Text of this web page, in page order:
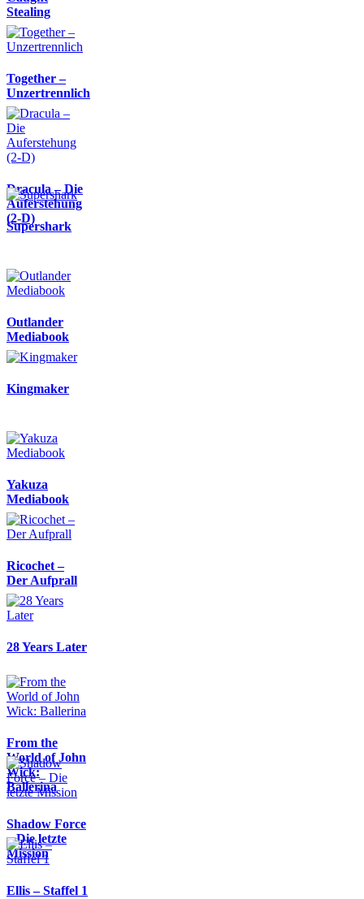
Stealing
Together –
Unzertrennlich
Dracula – Die
Auferstehung
(2-D)
Supershark
Outlander
Mediabook
Kingmaker
Yakuza
Mediabook
Ricochet –
Der Aufprall
28 Years Later
From the
World of John
Wick:
Ballerina
Shadow Force
– Die letzte
Mission
Ellis – Staffel 1